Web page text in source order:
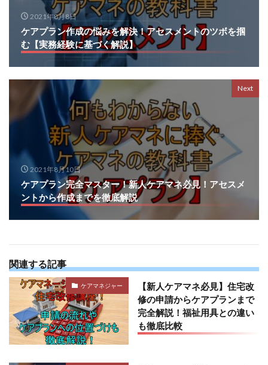
2021年8月8日
ケアプラン作成の悩みを解決！アセスメントのツボを掴
む【実務経験に基づく解説】
Next
2021年8月10日
ケアプラン完全マスター！新人ケアマネ必見！アセスメ
ントから作成までを徹底解説
関連する記事
ケアマネジャー
【新人ケアマネ必見】住宅改
修の申請からケアプランまで
完全解説！福祉用具との違い
も徹底比較